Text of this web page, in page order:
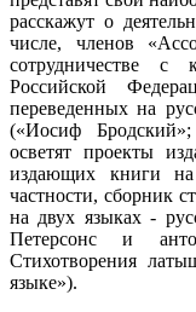
расскажут о
числе, членов
сотрудничестве с
Российской
переведенных на
(«Иосиф
осветят проекты
издающих книги
частности, сборник
на двух языках -
Петерсонс и
Стихотворения
языке»).